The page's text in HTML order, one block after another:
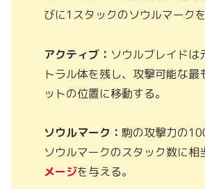
びに1スタックのソウルマークを
アクティブ： ソウルブレイドは
トラル体を残し、攻撃可能な最
ットの位置に移動する。
ソウルマーク： 駒の攻撃力の
ソウルマークのスタック数に相
メージを与える。